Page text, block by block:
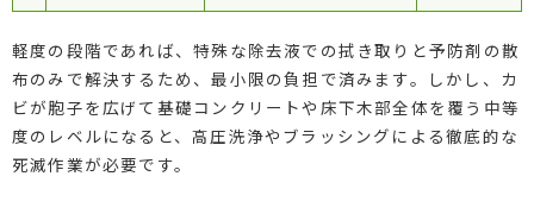
軽度の段階であれば、特殊な除去液での拭き取りと予防剤の散
布のみで解決するため、最小限の負担で済みます。しかし、カ
ビが胞子を広げて基礎コンクリートや床下木部全体を覆う中等
度のレベルになると、高圧洗浄やブラッシングによる徹底的な
死滅作業が必要です。